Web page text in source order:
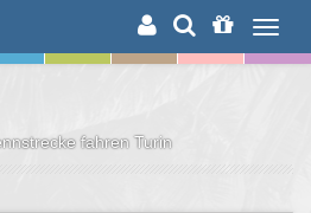
ERLEBNISSUCHE
fahren Turin